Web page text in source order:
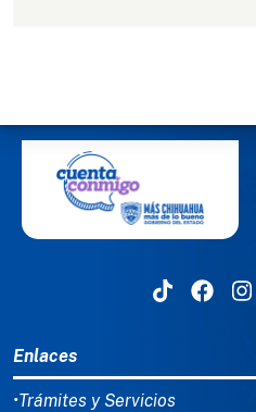
Enlaces
•Trámites y Servicios